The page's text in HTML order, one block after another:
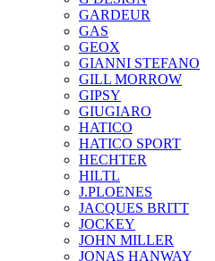
GARDEUR
GAS
GEOX
GIANNI STEFANO
GILL MORROW
GIPSY
GIUGIARO
HATICO
HATICO SPORT
HECHTER
HILTL
J.PLOENES
JAСQUES BRITT
JOCKEY
JOHN MILLER
JONAS HANWAY